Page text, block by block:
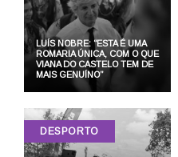
LUÍS NOBRE: “ESTA É UMA
ROMARIA ÚNICA, COM O QUE
VIANA DO CASTELO TEM DE
MAIS GENUÍNO”
DESPORTO